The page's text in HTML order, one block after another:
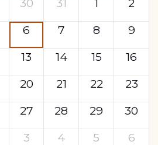
30 31 1
2
6 7 8
9
13 14 15
16
20 21 22
23
27 28 29
30
3 4 5 6